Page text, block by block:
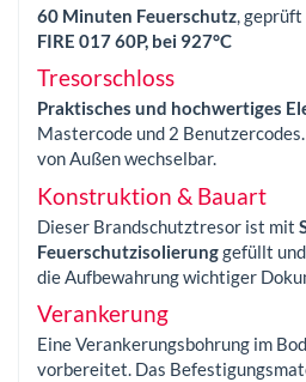
60 Minuten Feuerschutz,
FIRE 017 60P, bei 927°C
Tresorschloss
Praktisches und hochwertiges
Mastercode und 2
von Außen wechselbar.
Konstruktion & Bauart
Dieser Brandschutztresor ist mit
Feuerschutzisolierunggefüllt
die Aufbewahrung wichtiger
Verankerung
Eine Verankerungsbohrung im
vorbereitet. Das